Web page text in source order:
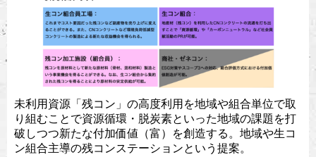
未利用資源「残コン」の高度利用を地域や組合単位で取
り組むことで資源循環・脱炭素といった地域の課題を打
破しつつ新たな付加価値（富）を創造する。地域や生コ
ン組合主導の残コンステーションという提案。